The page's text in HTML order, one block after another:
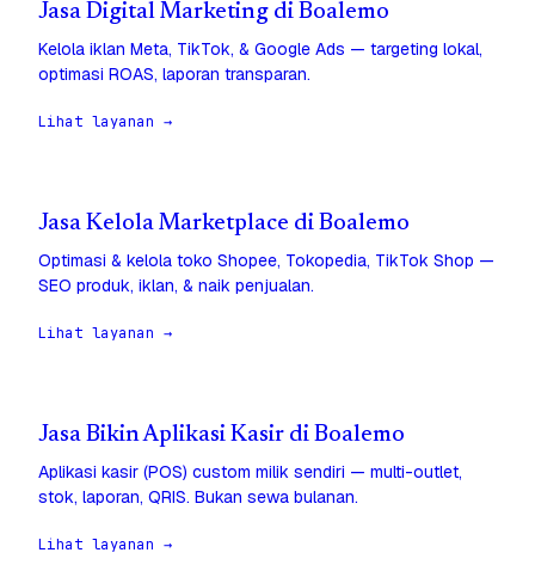
Jasa Digital Marketing di Boalemo
Kelola iklan Meta, TikTok, & Google Ads — targeting lokal,
optimasi ROAS, laporan transparan.
Lihat layanan →
Jasa Kelola Marketplace di Boalemo
Optimasi & kelola toko Shopee, Tokopedia, TikTok Shop —
SEO produk, iklan, & naik penjualan.
Lihat layanan →
Jasa Bikin Aplikasi Kasir di Boalemo
Aplikasi kasir (POS) custom milik sendiri — multi-outlet,
stok, laporan, QRIS. Bukan sewa bulanan.
Lihat layanan →